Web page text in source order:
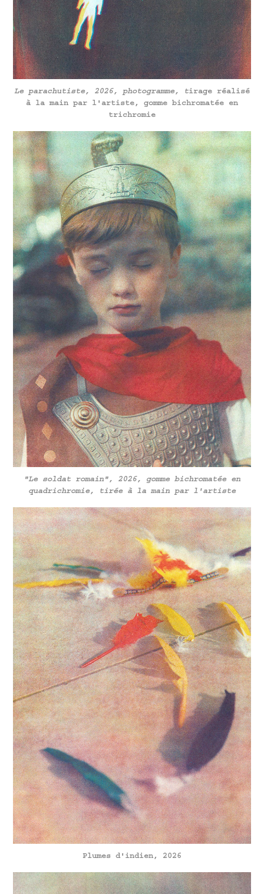
Le parachutiste, 2026, photogramme, tirage réalisé
à la main par l'artiste, gomme bichromatée en
trichromie
"Le soldat romain", 2026, gomme bichromatée en
quadrichromie, tirée à la main par l'artiste
Plumes d'indien, 2026